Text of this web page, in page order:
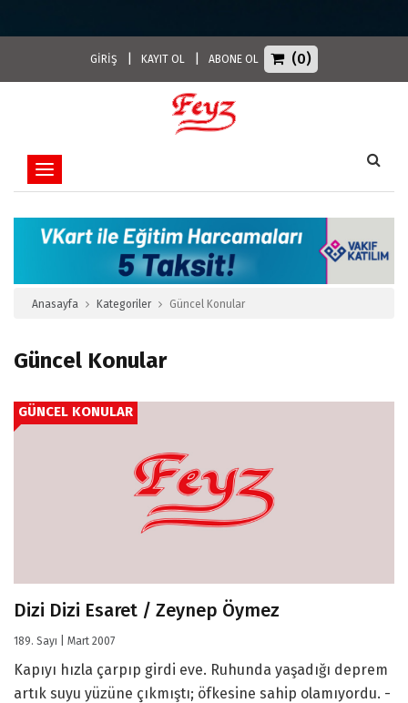
GİRİŞ KAYIT OL ABONE OL (0)
Toggle navigation
Anasayfa Kategoriler Güncel Konular
Güncel Konular
GÜNCEL KONULAR
Dizi Dizi Esaret / Zeynep Öymez
189. Sayı | Mart 2007
Kapıyı hızla çarpıp girdi eve. Ruhunda yaşadığı deprem
artık suyu yüzüne çıkmıştı; öfkesine sahip olamıyordu. -